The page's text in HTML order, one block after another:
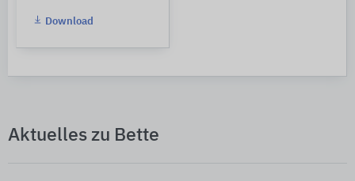
Download
Aktuelles zu Bette